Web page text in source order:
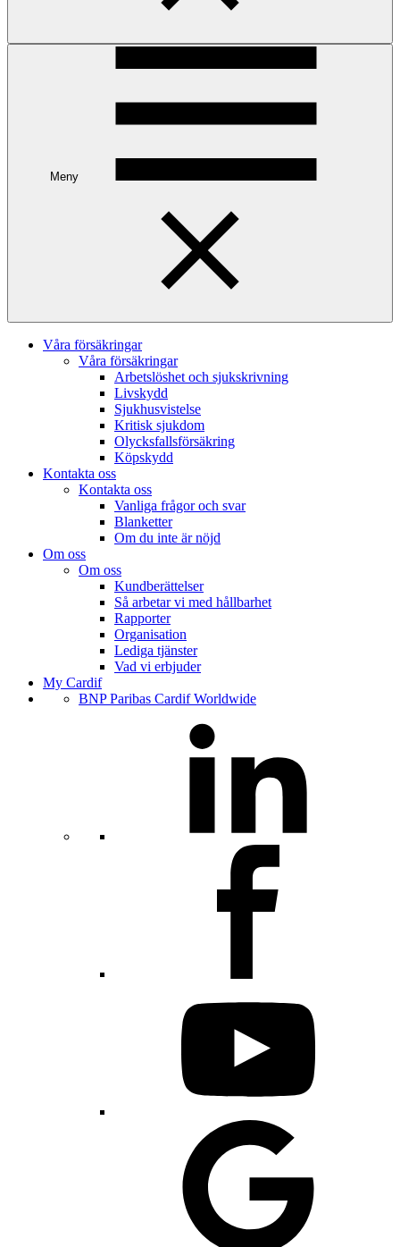
Meny
Våra försäkringar
Våra försäkringar
Arbetslöshet och sjukskrivning
Livskydd
Sjukhusvistelse
Kritisk sjukdom
Olycksfallsförsäkring
Köpskydd
Kontakta oss
Kontakta oss
Vanliga frågor och svar
Blanketter
Om du inte är nöjd
Om oss
Om oss
Kundberättelser
Så arbetar vi med hållbarhet
Rapporter
Organisation
Lediga tjänster
Vad vi erbjuder
My Cardif
BNP Paribas Cardif Worldwide